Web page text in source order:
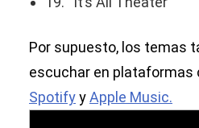
Por supuesto, los temas
escuchar en plataformas
SpotifyyApple Music.